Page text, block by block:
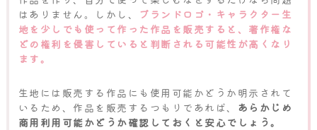
はありません。しかし、 ブランドロゴ・キャラクター生
地を少しでも使って作った作品を販売すると、著作権な
どの権利を侵害していると判断される可能性が高くなり
ます。
生地には販売する作品にも使用可能かどうか明示されて
いるため、作品を販売するつもりであれば、 あらかじめ
商用利用可能かどうか確認しておくと安心でしょう。